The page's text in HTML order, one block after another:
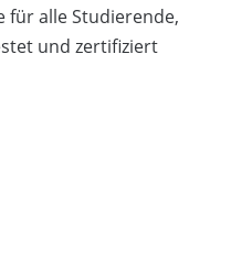
für alle Studierende,
und zertifiziert